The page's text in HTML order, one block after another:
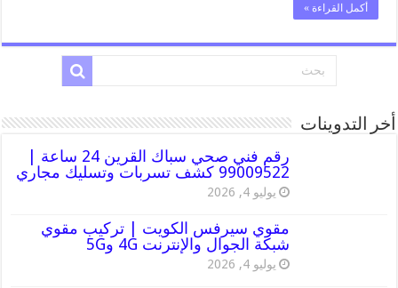
أكمل القراءة »
أخر التدوينات
رقم فني صحي سباك القرين 24 ساعة |
99009522 كشف تسربات وتسليك مجاري
يوليو 4, 2026
مقوي سيرفس الكويت | تركيب مقوي
شبكة الجوال والإنترنت 4G و5G
يوليو 4, 2026